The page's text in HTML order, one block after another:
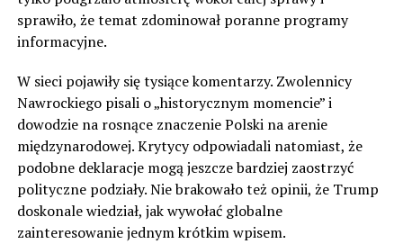
sprawiło, że temat zdominował poranne programy
informacyjne.
W sieci pojawiły się tysiące komentarzy. Zwolennicy
Nawrockiego pisali o „historycznym momencie” i
dowodzie na rosnące znaczenie Polski na arenie
międzynarodowej. Krytycy odpowiadali natomiast, że
podobne deklaracje mogą jeszcze bardziej zaostrzyć
polityczne podziały. Nie brakowało też opinii, że Trump
doskonale wiedział, jak wywołać globalne
zainteresowanie jednym krótkim wpisem.